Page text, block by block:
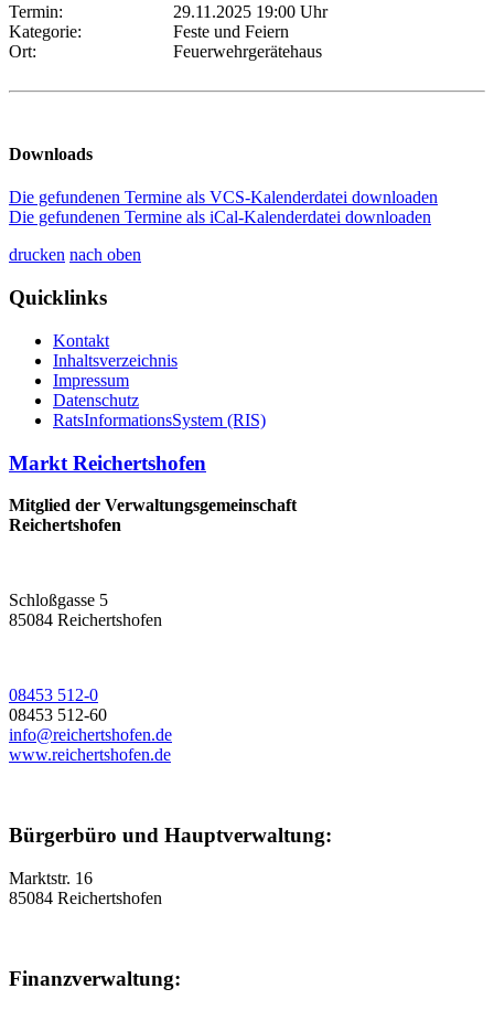
Termin:
29.11.2025 19:00 Uhr
Kategorie:
Feste und Feiern
Ort:
Feuerwehrgerätehaus
Downloads
Die gefundenen Termine als VCS-Kalenderdatei downloaden
Die gefundenen Termine als iCal-Kalenderdatei downloaden
drucken nach oben
Quicklinks
Kontakt
Inhaltsverzeichnis
Impressum
Datenschutz
RatsInformationsSystem (RIS)
Markt Reichertshofen
Mitglied der Verwaltungsgemeinschaft
Reichertshofen
Schloßgasse 5
85084 Reichertshofen
08453 512-0
08453 512-60
info@reichertshofen.de
www.reichertshofen.de
Bürgerbüro und Hauptverwaltung:
Marktstr. 16
85084 Reichertshofen
Finanzverwaltung: